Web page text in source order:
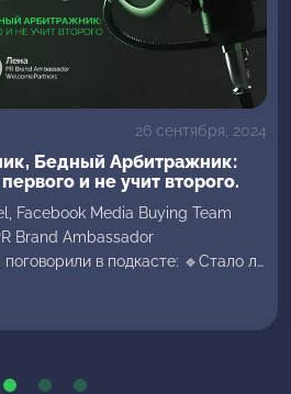
26 сентября, 2024
Бедный Арбитражник:
и не учит второго.
Facebook Media Buying Team
Brand Ambassador
в подкасте: 🔹Cтало ли
1,5-2 года; 🔹Штормы, холд,
и оставаться в плюсе;
в работе с Fb в гемблинге и